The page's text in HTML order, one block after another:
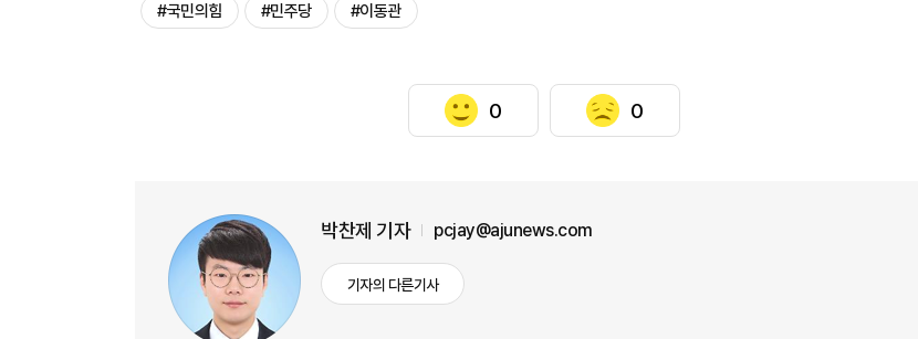
#국민의힘 #민주당 #이동관
0 0
박찬제 기자 pcjay@ajunews.com
기자의 다른기사